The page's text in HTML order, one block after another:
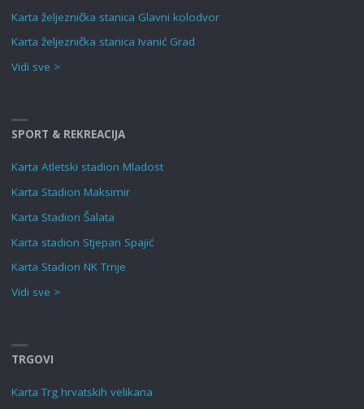
Karta željeznička stanica Glavni kolodvor
Karta željeznička stanica Ivanić Grad
Vidi sve >
SPORT & REKREACIJA
Karta Atletski stadion Mladost
Karta Stadion Maksimir
Karta Stadion Šalata
Karta stadion Stjepan Spajić
Karta Stadion NK Trnje
Vidi sve >
TRGOVI
Karta Trg hrvatskih velikana